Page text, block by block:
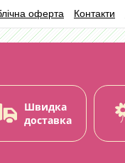
оферта Контакти
Швидка
доставка